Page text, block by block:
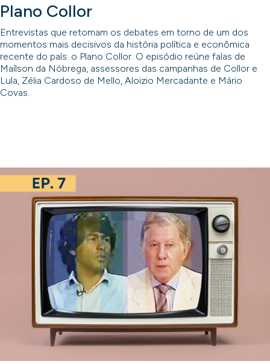
Plano Collor
Entrevistas que retomam os debates em torno de um dos
momentos mais decisivos da história política e econômica
recente do país: o Plano Collor. O episódio reúne falas de
Maílson da Nóbrega, assessores das campanhas de Collor e
Lula, Zélia Cardoso de Mello, Aloizio Mercadante e Mário
Covas.